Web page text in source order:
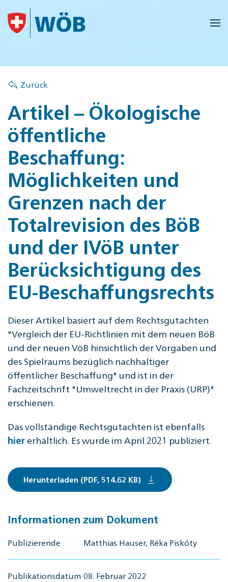
Skip to main content
Zurück
Artikel – Ökologische
öffentliche
Beschaffung:
Möglichkeiten und
Grenzen nach der
Totalrevision des BöB
und der IVöB unter
Berücksichtigung des
EU-Beschaffungsrechts
Dieser Artikel basiert auf dem Rechtsgutachten
"Vergleich der EU-Richtlinien mit dem neuen BöB
und der neuen VöB hinsichtlich der Vorgaben und
des Spielraums bezüglich nachhaltiger
öffentlicher Beschaffung" und ist in der
Fachzeitschrift "Umweltrecht in der Praxis (URP)"
erschienen.
Das vollständige Rechtsgutachten ist ebenfalls
hier erhältlich. Es wurde im April 2021 publiziert.
Herunterladen (PDF, 514.62 KB)
Informationen zum Dokument
Publizierende Matthias Hauser, Réka Piskóty
Publikationsdatum 08. Februar 2022